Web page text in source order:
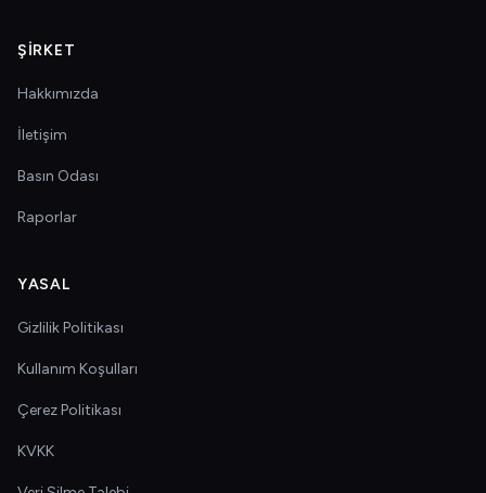
ŞIRKET
Hakkımızda
İletişim
Basın Odası
Raporlar
YASAL
Gizlilik Politikası
Kullanım Koşulları
Çerez Politikası
KVKK